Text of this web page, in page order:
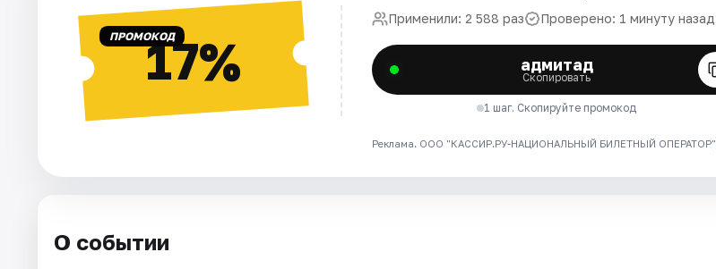
Рейтинги
ПРОМОКОД17%
Применили: 2 588 раз Проверено: 1 минуту назад
адмитад
Скопировать
1 шаг. Скопируйте промокод
Реклама. ООО "КАССИР.РУ-НАЦИОНАЛЬНЫЙ БИЛЕТНЫЙ ОПЕРАТОР",
О событии